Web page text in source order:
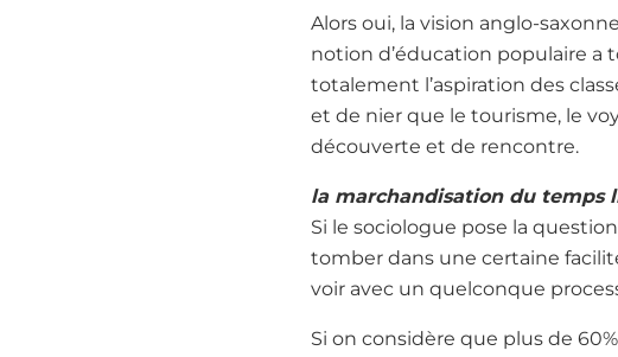
Alors oui, la vision anglo-
notion d’éducation populaire a
totalement l’aspiration des
et de nier que le tourisme, le
découverte et de rencontre.
la marchandisation du temps
Si le sociologue pose la
tomber dans une certaine
voir avec un quelconque
Si on considère que plus de